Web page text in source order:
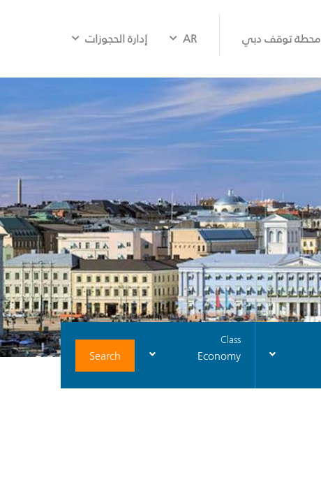
محطة توقف دبي AR إدارة الحجوزات
Class
Economy
Search